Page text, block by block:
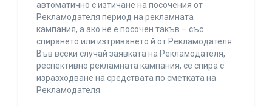
автоматично с изтичане на посочения от
Рекламодателя период на рекламната
кампания, а ако не е посочен такъв – със
спирането или изтриването й от Рекламодателя.
Във всеки случай заявката на Рекламодателя,
респективно рекламната кампания, се спира с
изразходване на средствата по сметката на
Рекламодателя.